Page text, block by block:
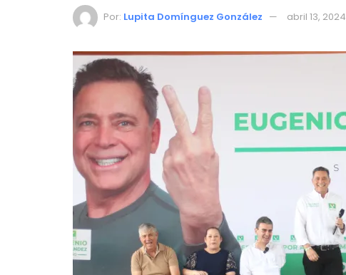
Por: Lupita Domínguez González abril 13, 2024